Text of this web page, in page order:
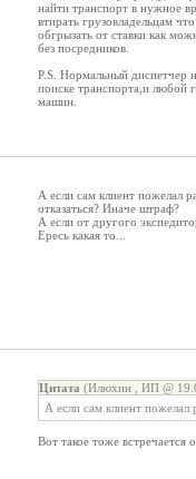
найти транспорт в нужное
втирать грузовладельцам
обгрызать от ставки как
без посредников.
P.S. Нормальный диспетчер
поиске транспорта,и любой
машин.
А если сам клиент пожелал
отказаться? Иначе штраф?
А если от другого
Ересь какая то...
Цитата (Илюхин , ИП @
А если сам клиент
Вот такое тоже встречается